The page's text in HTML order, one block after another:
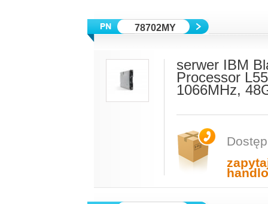
78702MY
serwer IBM
Processor
1066MHz,